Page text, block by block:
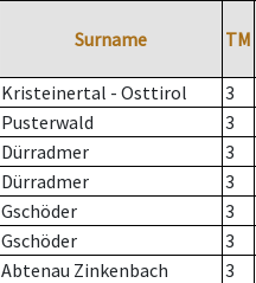
Surname TM
Kristeinertal - Osttirol 3
Pusterwald 3
Dürradmer 3
Dürradmer 3
Gschöder 3
Gschöder 3
Abtenau Zinkenbach 3